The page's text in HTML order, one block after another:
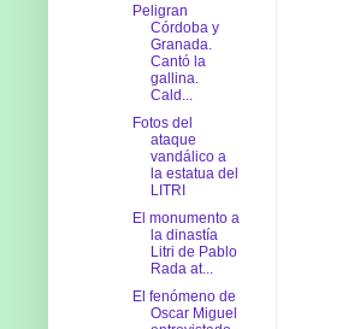
Peligran
Córdoba y
Granada.
Cantó la
gallina.
Cald...
Fotos del
ataque
vandálico a
la estatua del
LITRI
El monumento a
la dinastía
Litri de Pablo
Rada at...
El fenómeno de
Oscar Miguel